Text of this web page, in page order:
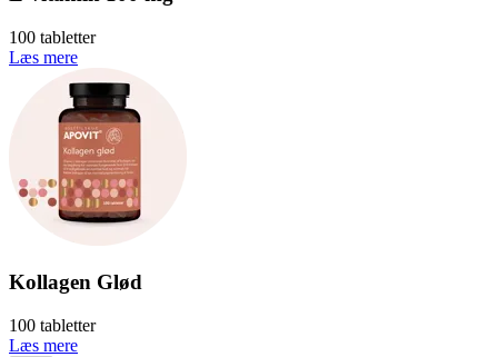
100 tabletter
Læs mere
Kollagen Glød
100 tabletter
Læs mere